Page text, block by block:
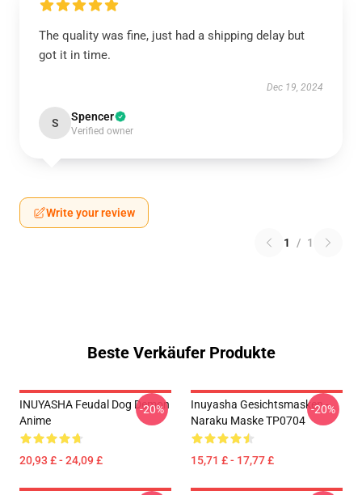
The quality was fine, just had a shipping delay but
got it in time.
Dec 19, 2024
S Spencer
Verified owner
Write your review
1 / 1
Beste Verkäufer Produkte
INUYASHA Feudal Dog Demon
Anime
20,93 £ - 24,09 £
-20%
Inuyasha Gesichtsmasken -
Naraku Maske TP0704
15,71 £ - 17,77 £
-20%